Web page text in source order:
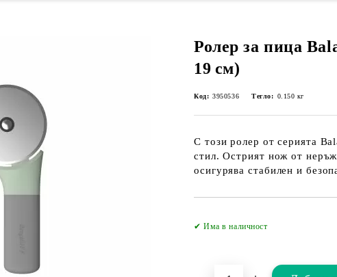
Ролер за пица
19 см)
Код: 3950536 Тегло: 0.150 кг
С този ролер от серията
стил. Острият нож от
осигурява стабилен и
✔ Има в наличност